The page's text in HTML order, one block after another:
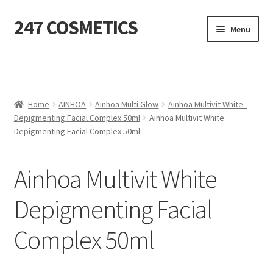
Ga
door
Ga
naar
247 COSMETICS Menu
HARSBENODIGDHEDEN
SALON INRICHTING
TEXTIEL
VOETVERZORGING
Home AINHOA Ainhoa Multi Glow
Ainhoa Multivit White -
Depigmenting Facial Complex 50ml
Ainhoa Multivit White
Depigmenting Facial Complex 50ml
Ainhoa Multivit White
Depigmenting Facial
Complex 50ml